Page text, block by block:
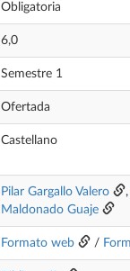
Obligatoria
6,0
Semestre 1
Ofertada
Castellano
Pilar Gargallo Valero ,
Maldonado Guaje
Formato web /